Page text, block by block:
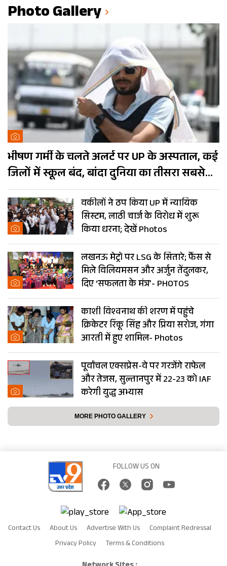
Photo Gallery
भीषण गर्मी के चलते अलर्ट पर UP के अस्पताल, कई
जिलों में स्कूल बंद, बांदा दुनिया का तीसरा सबसे
गर्म शहर
वकीलों ने ठप किया UP में न्यायिक
सिस्टम, लाठी चार्ज के विरोध में शुरू
किया धरना; देखें Photos
लखनऊ मेट्रो पर LSG के सितारे; फैंस से
मिले विलियमसन और अर्जुन तेंदुलकर,
दिए ‘सफलता के मंत्र’- PHOTOS
काशी विश्वनाथ की शरण में पहुंचे
क्रिकेटर रिंकू सिंह और प्रिया सरोज, गंगा
आरती में हुए शामिल- Photos
पूर्वांचल एक्सप्रेस-वे पर गरजेंगे राफेल
और तेजस, सुल्तानपुर में 22-23 को IAF
करेगी युद्ध अभ्यास
MORE PHOTO GALLERY
FOLLOW US ON
Contact Us About Us Advertise With Us
Complaint Redressal
Privacy Policy
Terms & Conditions